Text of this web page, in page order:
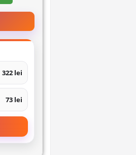
322 lei
73 lei